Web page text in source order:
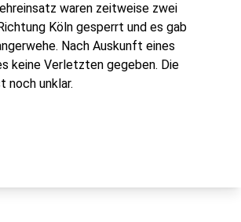
waren zeitweise zwei
Köln gesperrt und es gab
Nach Auskunft eines
keine Verletzten gegeben. Die
noch unklar.